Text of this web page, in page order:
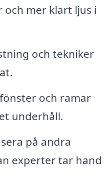
och mer klart ljus i
och tekniker
och ramar
underhåll.
på andra
experter tar hand